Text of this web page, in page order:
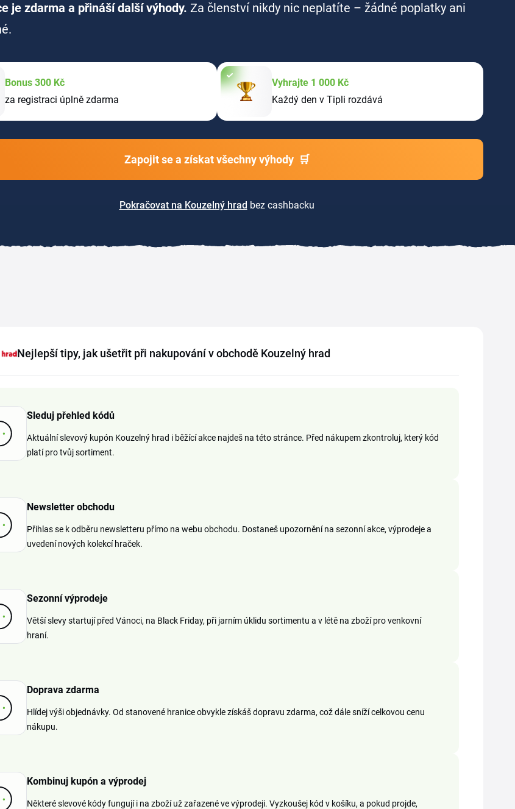
je zdarma a přináší další výhody. Za členství nikdy nic neplatíte – žádné poplatky ani
Bonus 300 Kč
za registraci úplně zdarma
Vyhrajte 1 000 Kč
Každý den v Tipli rozdává
Zapojit se a získat všechny výhody 🛒
Pokračovat na Kouzelný hrad bez cashbacku
Nejlepší tipy, jak ušetřit při nakupování v obchodě Kouzelný hrad
Sleduj přehled kódů
Aktuální slevový kupón Kouzelný hrad i běžící akce najdeš na této stránce. Před nákupem zkontroluj, který kód
platí pro tvůj sortiment.
Newsletter obchodu
Přihlas se k odběru newsletteru přímo na webu obchodu. Dostaneš upozornění na sezonní akce, výprodeje a
uvedení nových kolekcí hraček.
Sezonní výprodeje
Větší slevy startují před Vánoci, na Black Friday, při jarním úklidu sortimentu a v létě na zboží pro venkovní
hraní.
Doprava zdarma
Hlídej výši objednávky. Od stanovené hranice obvykle získáš dopravu zdarma, což dále sníží celkovou cenu
nákupu.
Kombinuj kupón a výprodej
Některé slevové kódy fungují i na zboží už zařazené ve výprodeji. Vyzkoušej kód v košíku, a pokud projde,